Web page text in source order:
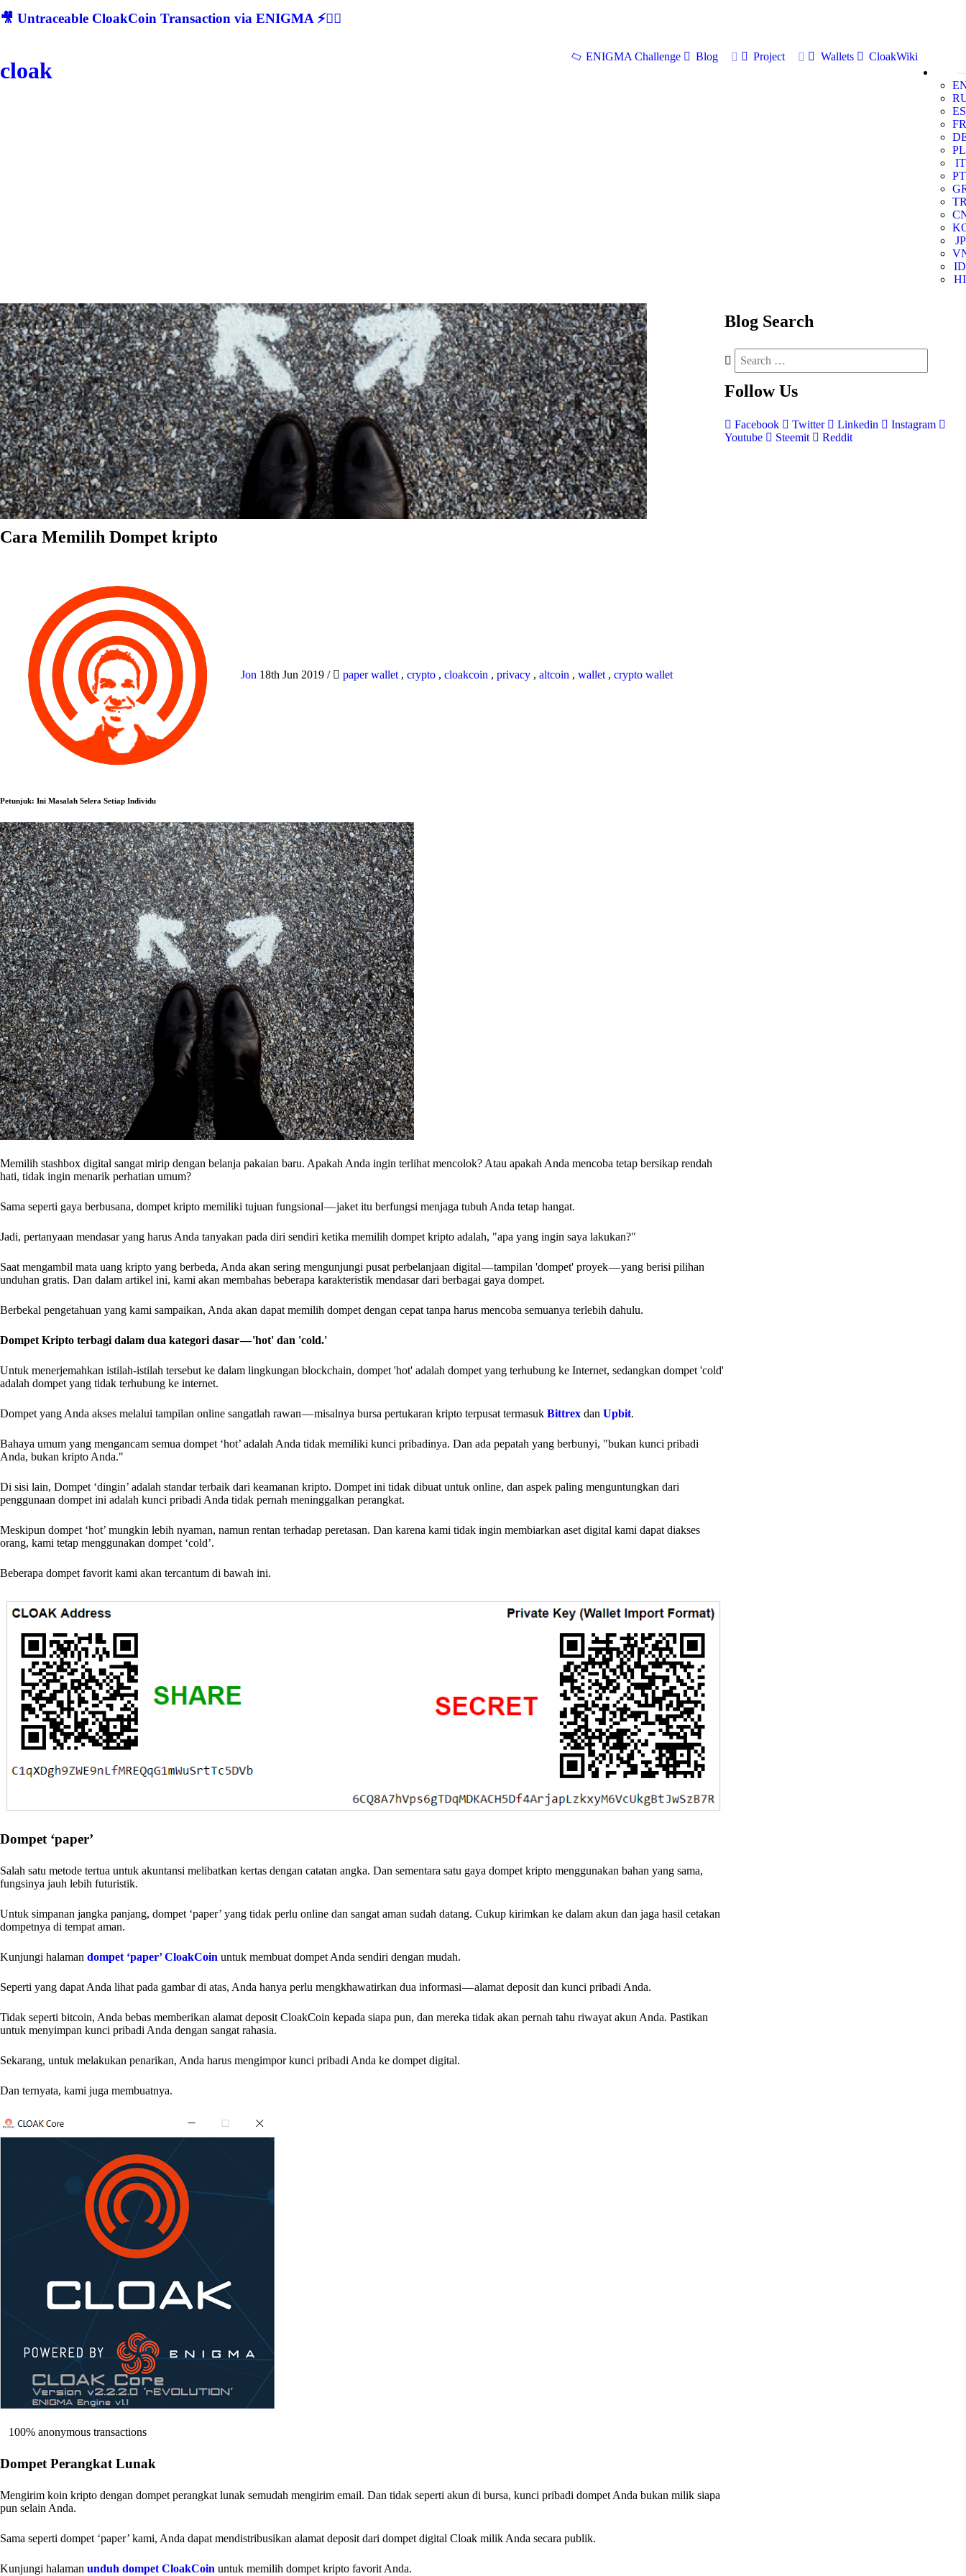
🎥 Untraceable CloakCoin Transaction via ENIGMA ⚡🕵‍♂
cloak
ENIGMA Challenge Blog Project Wallets
CloakWiki
ES
FR
PL
IT
PT
JP
ID
HI
Cara Memilih Dompet kripto
Jon 18th Jun 2019 / paper wallet , crypto , cloakcoin , privacy , altcoin , wallet , crypto wallet
Petunjuk: Ini Masalah Selera Setiap Individu
Memilih stashbox digital sangat mirip dengan belanja pakaian baru. Apakah Anda ingin terlihat mencolok? Atau apakah Anda mencoba tetap bersikap rendah
hati, tidak ingin menarik perhatian umum?
Sama seperti gaya berbusana, dompet kripto memiliki tujuan fungsional — jaket itu berfungsi menjaga tubuh Anda tetap hangat.
Jadi, pertanyaan mendasar yang harus Anda tanyakan pada diri sendiri ketika memilih dompet kripto adalah, "apa yang ingin saya lakukan?"
Saat mengambil mata uang kripto yang berbeda, Anda akan sering mengunjungi pusat perbelanjaan digital — tampilan 'dompet' proyek — yang berisi pilihan
unduhan gratis. Dan dalam artikel ini, kami akan membahas beberapa karakteristik mendasar dari berbagai gaya dompet.
Berbekal pengetahuan yang kami sampaikan, Anda akan dapat memilih dompet dengan cepat tanpa harus mencoba semuanya terlebih dahulu.
Dompet Kripto terbagi dalam dua kategori dasar — 'hot' dan 'cold.'
Untuk menerjemahkan istilah-istilah tersebut ke dalam lingkungan blockchain, dompet 'hot' adalah dompet yang terhubung ke Internet, sedangkan dompet 'cold'
adalah dompet yang tidak terhubung ke internet.
Dompet yang Anda akses melalui tampilan online sangatlah rawan — misalnya bursa pertukaran kripto terpusat termasuk Bittrex dan Upbit.
Bahaya umum yang mengancam semua dompet ‘hot’ adalah Anda tidak memiliki kunci pribadinya. Dan ada pepatah yang berbunyi, "bukan kunci pribadi
Anda, bukan kripto Anda."
Di sisi lain, Dompet ‘dingin’ adalah standar terbaik dari keamanan kripto. Dompet ini tidak dibuat untuk online, dan aspek paling menguntungkan dari
penggunaan dompet ini adalah kunci pribadi Anda tidak pernah meninggalkan perangkat.
Meskipun dompet ‘hot’ mungkin lebih nyaman, namun rentan terhadap peretasan. Dan karena kami tidak ingin membiarkan aset digital kami dapat diakses
orang, kami tetap menggunakan dompet ‘cold’.
Beberapa dompet favorit kami akan tercantum di bawah ini.
Dompet ‘paper’
Salah satu metode tertua untuk akuntansi melibatkan kertas dengan catatan angka. Dan sementara satu gaya dompet kripto menggunakan bahan yang sama,
fungsinya jauh lebih futuristik.
Untuk simpanan jangka panjang, dompet ‘paper’ yang tidak perlu online dan sangat aman sudah datang. Cukup kirimkan ke dalam akun dan jaga hasil cetakan
dompetnya di tempat aman.
Kunjungi halaman dompet ‘paper’ CloakCoin untuk membuat dompet Anda sendiri dengan mudah.
Seperti yang dapat Anda lihat pada gambar di atas, Anda hanya perlu mengkhawatirkan dua informasi — alamat deposit dan kunci pribadi Anda.
Tidak seperti bitcoin, Anda bebas memberikan alamat deposit CloakCoin kepada siapa pun, dan mereka tidak akan pernah tahu riwayat akun Anda. Pastikan
untuk menyimpan kunci pribadi Anda dengan sangat rahasia.
Sekarang, untuk melakukan penarikan, Anda harus mengimpor kunci pribadi Anda ke dompet digital.
Dan ternyata, kami juga membuatnya.
100% anonymous transactions
Dompet Perangkat Lunak
Mengirim koin kripto dengan dompet perangkat lunak semudah mengirim email. Dan tidak seperti akun di bursa, kunci pribadi dompet Anda bukan milik siapa
pun selain Anda.
Sama seperti dompet ‘paper’ kami, Anda dapat mendistribusikan alamat deposit dari dompet digital Cloak milik Anda secara publik.
Kunjungi halaman unduh dompet CloakCoin untuk memilih dompet kripto favorit Anda.
Blog Search
Follow Us
Facebook Twitter Linkedin
Instagram
Youtube
Steemit Reddit